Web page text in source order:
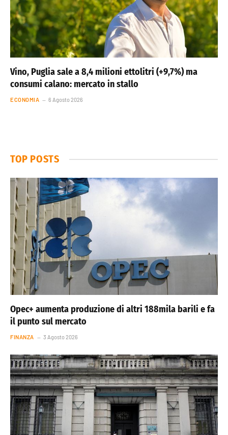
Vino, Puglia sale a 8,4 milioni ettolitri (+9,7%) ma
consumi calano: mercato in stallo
ECONOMIA 6 Agosto 2026
TOP POSTS
Opec+ aumenta produzione di altri 188mila barili e fa
il punto sul mercato
FINANZA 3 Agosto 2026